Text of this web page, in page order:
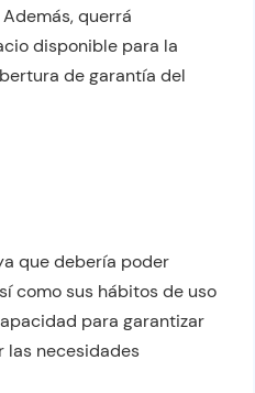
querrá
disponible para la
de garantía del
que debería poder
como sus hábitos de uso
para garantizar
las necesidades